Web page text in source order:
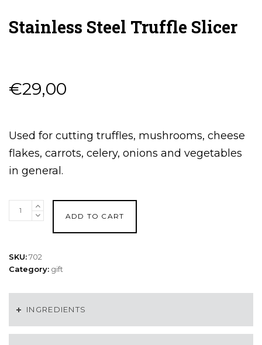
Stainless Steel Truffle Slicer
€29,00
Used for cutting truffles, mushrooms, cheese
flakes, carrots, celery, onions and vegetables
in general.
Stainless
quantity
ADD TO CART
SKU:702
Category: gift
INGREDIENTS